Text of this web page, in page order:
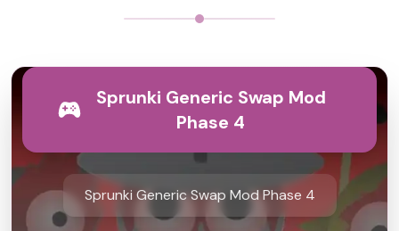
Sprunki Generic Swap Mod
Phase 4
Sprunki Generic Swap Mod Phase 4